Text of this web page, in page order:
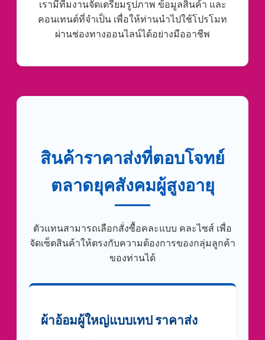
เรามีทีมงานจัดเตรียมรูปภาพ ข้อมูลสินค้า และ
คอนเทนต์ที่จำเป็น เพื่อให้ท่านนำไปใช้โปรโมท
ผ่านช่องทางออนไลน์ได้อย่างมืออาชีพ
สินค้าราคาส่งที่ตอบโจทย์
ตลาดยุคสังคมผู้สูงอายุ
ตัวแทนสามารถเลือกสั่งซื้อคละแบบ คละไซส์ เพื่อ
จัดเซ็ตสินค้าให้ตรงกับความต้องการของกลุ่มลูกค้า
ของท่านได้
ผ้าอ้อมผู้ใหญ่แบบเทป ราคาส่ง